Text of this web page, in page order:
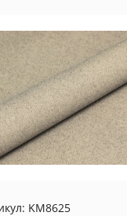
KM8625